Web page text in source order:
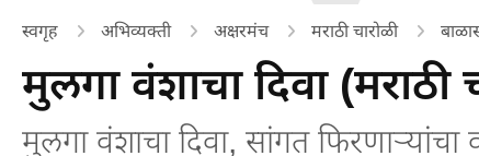
स्वगृह अभिव्यक्ती अक्षरमंच मराठी चारोळी
मुलगा वंशाचा दिवा (मराठी
मुलगा वंशाचा दिवा, सांगत फिरणाऱ्यांचा